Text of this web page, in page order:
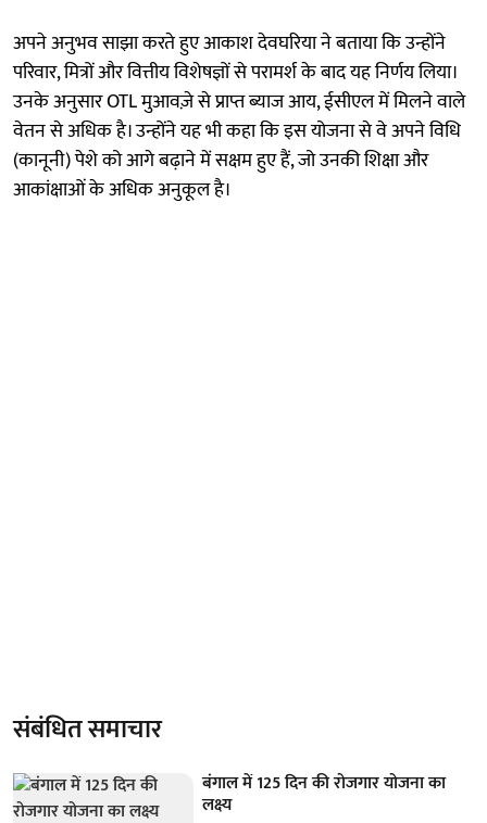
अपने अनुभव साझा करते हुए आकाश देवघरिया ने बताया कि उन्होंने
परिवार, मित्रों और वित्तीय विशेषज्ञों से परामर्श के बाद यह निर्णय लिया।
उनके अनुसार OTL मुआवज़े से प्राप्त ब्याज आय, ईसीएल में मिलने वाले
वेतन से अधिक है। उन्होंने यह भी कहा कि इस योजना से वे अपने विधि
(कानूनी) पेशे को आगे बढ़ाने में सक्षम हुए हैं, जो उनकी शिक्षा और
आकांक्षाओं के अधिक अनुकूल है।
संबंधित समाचार
बंगाल में 125 दिन की रोजगार योजना का
लक्ष्य